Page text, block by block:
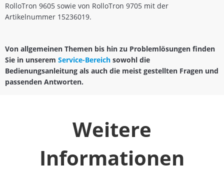
RolloTron 9605 sowie von RolloTron 9705 mit der
Artikelnummer 15236019.
Von allgemeinen Themen bis hin zu Problemlösungen finden
Sie in unserem Service-Bereich sowohl die
Bedienungsanleitung als auch die meist gestellten Fragen und
passenden Antworten.
Weitere
Informationen